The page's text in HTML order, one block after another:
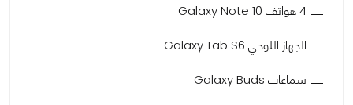
4 هواتف Galaxy Note 10
الجهاز اللوحي Galaxy Tab S6
سماعات Galaxy Buds